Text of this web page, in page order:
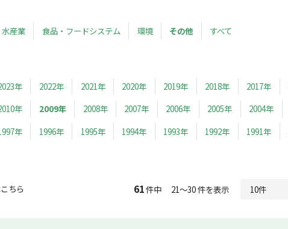
水産業 食品・フードシステム 環境 その他 すべて
年 2022年 2021年 2020年 2019年 2018年 2017年
年 2009年 2008年 2007年 2006年 2005年 2004年
年 1996年 1995年 1994年 1993年 1992年 1991年
ちら 61件中 21～30 件を表示